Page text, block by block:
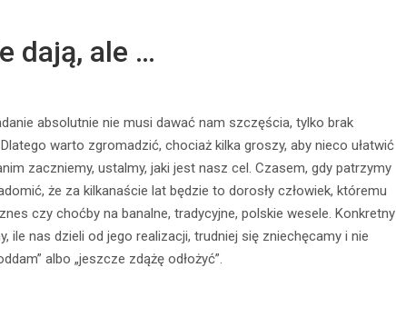
dają, ale …
absolutnie nie musi dawać nam szczęścia, tylko brak
warto zgromadzić, chociaż kilka groszy, aby nieco ułatwić
zaczniemy, ustalmy, jaki jest nasz cel. Czasem, gdy patrzymy
że za kilkanaście lat będzie to dorosły człowiek, któremu
czy choćby na banalne, tradycyjne, polskie wesele. Konkretny
nas dzieli od jego realizacji, trudniej się zniechęcamy i nie
albo „jeszcze zdążę odłożyć”.